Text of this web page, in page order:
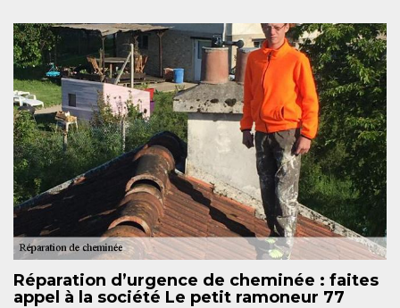
Réparation d’urgence de cheminée : faites
appel à la société Le petit ramoneur 77